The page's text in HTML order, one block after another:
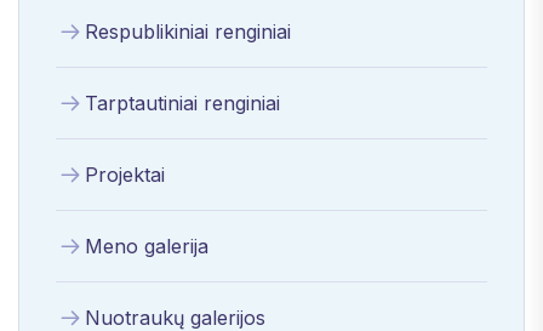
Respublikiniai renginiai
Tarptautiniai renginiai
Projektai
Meno galerija
Nuotraukų galerijos